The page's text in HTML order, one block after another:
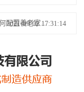
養老院敬老院如何配置養老家具？
2021-09-02 17:31:14